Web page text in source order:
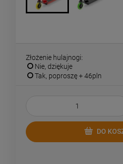
Złożenie hulajnogi:
Nie, dziękuje
Tak, poproszę + 46pln
DO